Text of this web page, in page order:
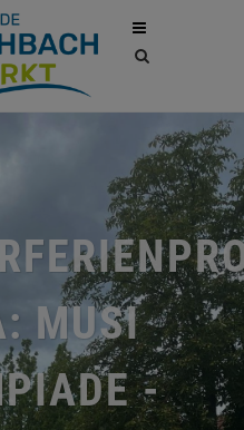
Site
MUSI
-